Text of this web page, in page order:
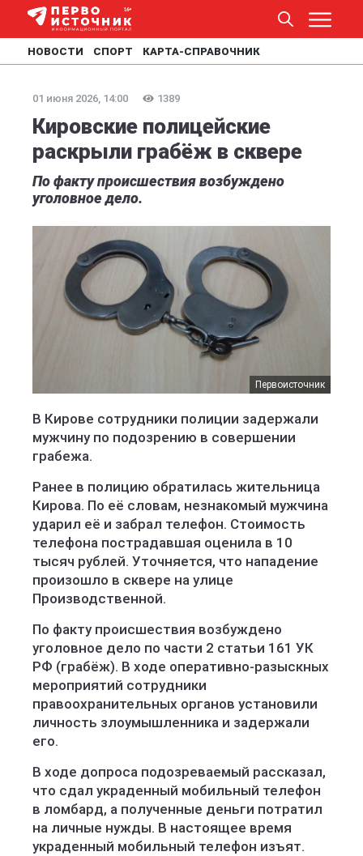
НОВОСТИ СПОРТ КАРТА-СПРАВОЧНИК
01 июня 2026, 14:00 1389
Кировские полицейские
раскрыли грабёж в сквере
По факту происшествия возбуждено
уголовное дело.
Первоисточник
В Кирове сотрудники полиции задержали
мужчину по подозрению в совершении
грабежа.
Ранее в полицию обратилась жительница
Кирова. По её словам, незнакомый мужчина
ударил её и забрал телефон. Стоимость
телефона пострадавшая оценила в 10
тысяч рублей. Уточняется, что нападение
произошло в сквере на улице
Производственной.
По факту происшествия возбуждено
уголовное дело по части 2 статьи 161 УК
РФ (грабёж). В ходе оперативно-разыскных
мероприятий сотрудники
правоохранительных органов установили
личность злоумышленника и задержали
его.
В ходе допроса подозреваемый рассказал,
что сдал украденный мобильный телефон
в ломбард, а полученные деньги потратил
на личные нужды. В настоящее время
украденный мобильный телефон изъят.